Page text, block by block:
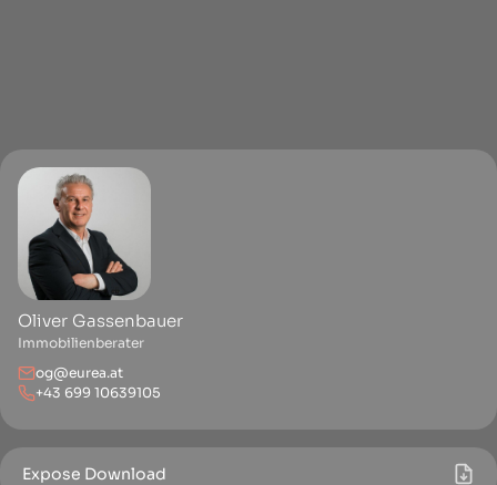
Oliver Gassenbauer
Immobilienberater
og@eurea.at
+43 699 10639105
Expose Download